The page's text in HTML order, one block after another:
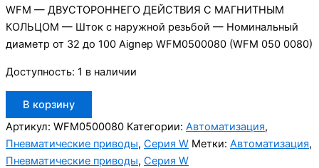
WFM — ДВУСТОРОННЕГО ДЕЙСТВИЯ С МАГНИТНЫМ
КОЛЬЦОМ — Шток с наружной резьбой — Номинальный
диаметр от 32 до 100 Aignep WFM0500080 (WFM 050 0080)
Доступность: 1 в наличии
товара
Aignep
WFM0500080
В корзину
Артикул: WFM0500080 Категории: Автоматизация,
Пневматические приводы, Серия W Метки: Автоматизация,
Пневматические приводы, Серия W